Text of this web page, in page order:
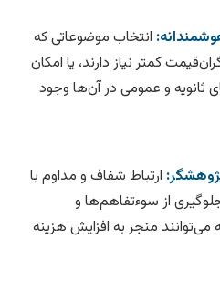
انتخاب موضوعاتی که
کمتر نیاز دارند، یا امکان
ثانویه و عمومی در آن‌ها وجود
ارتباط شفاف و مداوم با
از سوءتفاهم‌ها و
می‌توانند منجر به افزایش هزینه